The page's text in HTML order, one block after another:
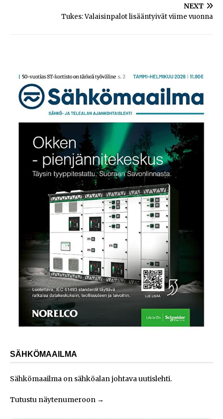
NEXT
Tukes: Valaisinpalot lisääntyivät viime vuonna
SÄHKÖMAAILMA
Sähkömaailma on sähköalan johtava uutislehti.
Tutustu näytenumeroon →